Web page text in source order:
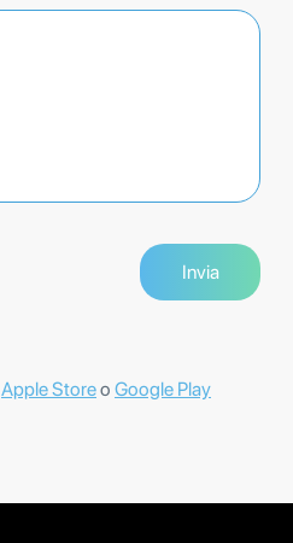
Apple Storeo Google Play